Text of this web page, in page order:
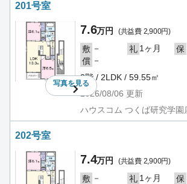
201号室
写真を見る
7.6万円 (共益費 2,900円)
敷 － 礼 1ヶ月 保
償 －
2階 / 2LDK / 59.55㎡
2026/08/06 更新
ハウスコム つくば研究学園
202号室
7.4万円 (共益費 2,900円)
敷 － 礼 1ヶ月 保